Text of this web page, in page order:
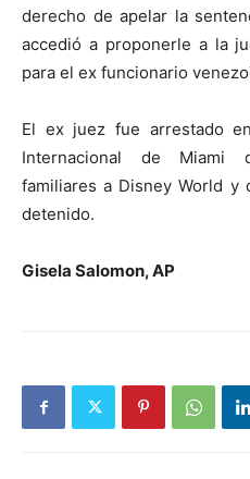
derecho de apelar la
accedió a proponerle a la
para el ex funcionario
El ex juez fue arrestado
Internacional de Miami
familiares a Disney World y
detenido.
Gisela Salomon, AP